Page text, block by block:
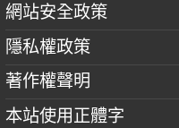
網站安全政策
隱私權政策
著作權聲明
本站使用正體字